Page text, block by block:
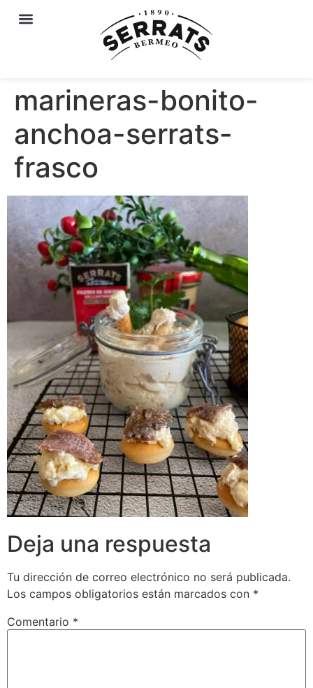
marineras-bonito-
anchoa-serrats-
frasco
Deja una respuesta
Tu dirección de correo electrónico no será publicada.
Los campos obligatorios están marcados con *
Comentario *